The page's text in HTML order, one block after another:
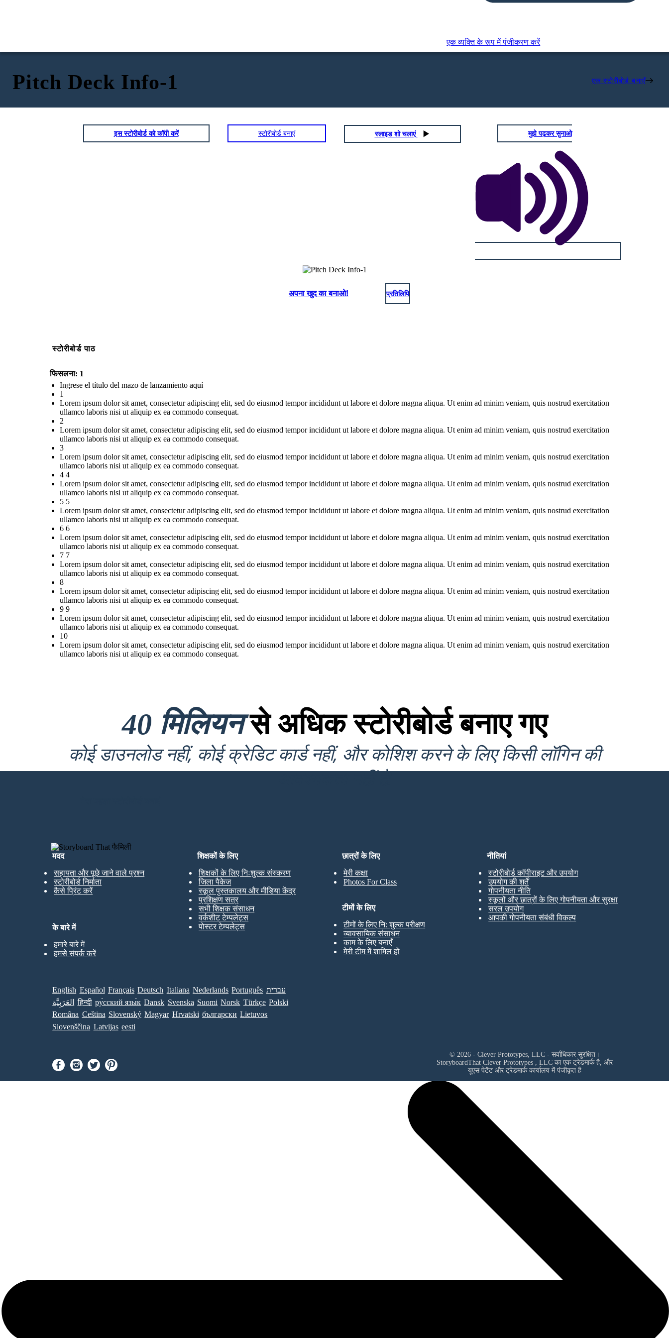
एक व्यक्ति के रूप में पंजीकरण करें
Pitch Deck Info-1 एक स्टोरीबोर्ड बनाएँ
इस स्टोरीबोर्ड को कॉपी करें स्टोरीबोर्ड बनाएं स्लाइड शो चलाएं मुझे पढ़कर सुनाओ
अपना खुद का बनाओ! प्रतिलिपि
स्टोरीबोर्ड पाठ
फिसलना: 1
Ingrese el título del mazo de lanzamiento aquí
1
Lorem ipsum dolor sit amet, consectetur adipiscing elit, sed do eiusmod tempor incididunt ut labore et dolore magna aliqua. Ut enim ad minim veniam, quis nostrud exercitation
ullamco laboris nisi ut aliquip ex ea commodo consequat.
2
Lorem ipsum dolor sit amet, consectetur adipiscing elit, sed do eiusmod tempor incididunt ut labore et dolore magna aliqua. Ut enim ad minim veniam, quis nostrud exercitation
ullamco laboris nisi ut aliquip ex ea commodo consequat.
3
Lorem ipsum dolor sit amet, consectetur adipiscing elit, sed do eiusmod tempor incididunt ut labore et dolore magna aliqua. Ut enim ad minim veniam, quis nostrud exercitation
ullamco laboris nisi ut aliquip ex ea commodo consequat.
4 4
Lorem ipsum dolor sit amet, consectetur adipiscing elit, sed do eiusmod tempor incididunt ut labore et dolore magna aliqua. Ut enim ad minim veniam, quis nostrud exercitation
ullamco laboris nisi ut aliquip ex ea commodo consequat.
5 5
Lorem ipsum dolor sit amet, consectetur adipiscing elit, sed do eiusmod tempor incididunt ut labore et dolore magna aliqua. Ut enim ad minim veniam, quis nostrud exercitation
ullamco laboris nisi ut aliquip ex ea commodo consequat.
6 6
Lorem ipsum dolor sit amet, consectetur adipiscing elit, sed do eiusmod tempor incididunt ut labore et dolore magna aliqua. Ut enim ad minim veniam, quis nostrud exercitation
ullamco laboris nisi ut aliquip ex ea commodo consequat.
7 7
Lorem ipsum dolor sit amet, consectetur adipiscing elit, sed do eiusmod tempor incididunt ut labore et dolore magna aliqua. Ut enim ad minim veniam, quis nostrud exercitation
ullamco laboris nisi ut aliquip ex ea commodo consequat.
8
Lorem ipsum dolor sit amet, consectetur adipiscing elit, sed do eiusmod tempor incididunt ut labore et dolore magna aliqua. Ut enim ad minim veniam, quis nostrud exercitation
ullamco laboris nisi ut aliquip ex ea commodo consequat.
9 9
Lorem ipsum dolor sit amet, consectetur adipiscing elit, sed do eiusmod tempor incididunt ut labore et dolore magna aliqua. Ut enim ad minim veniam, quis nostrud exercitation
ullamco laboris nisi ut aliquip ex ea commodo consequat.
10
Lorem ipsum dolor sit amet, consectetur adipiscing elit, sed do eiusmod tempor incididunt ut labore et dolore magna aliqua. Ut enim ad minim veniam, quis nostrud exercitation
ullamco laboris nisi ut aliquip ex ea commodo consequat.
40 मिलियनसे अधिक स्टोरीबोर्ड बनाए गए
कोई डाउनलोड नहीं, कोई क्रेडिट कार्ड नहीं, और कोशिश करने के लिए किसी लॉगिन की
आवश्यकता नहीं है!
मदद
सहायता और पूछे जाने वाले प्रश्न
स्टोरीबोर्ड निर्माता
कैसे प्रिंट करें
छात्रों के लिए
मेरी कक्षा
Photos For Class
शिक्षकों के लिए
शिक्षकों के लिए निःशुल्क संस्करण
जिला पैकेज
स्कूल पुस्तकालय और मीडिया केंद्र
प्रशिक्षण सत्र
सभी शिक्षक संसाधन
वर्कशीट टेम्पलेट्स
पोस्टर टेम्पलेट्स
टीमों के लिए
टीमों के लिए नि: शुल्क परीक्षण
व्यावसायिक संसाधन
काम के लिए बनाएँ
मेरी टीम में शामिल हों
के बारे में
हमारे बारे में
हमसे संपर्क करें
नीतियां
स्टोरीबोर्ड कॉपीराइट और उपयोग
उपयोग की शर्तें
गोपनीयता नीति
स्कूलों और छात्रों के लिए गोपनीयता और सुरक्षा
सरल उपयोग
आपकी गोपनीयता संबंधी विकल्प
English Español Français Deutsch Italiana Nederlands Português עברית
العَرَبِيَّة
हिन्दी ру́сский язы́к Dansk Svenska Suomi Norsk Türkçe Polski
Româna Ceština Slovenský Magyar Hrvatski български Lietuvos
Slovenščina Latvijas eesti
© 2026 - Clever Prototypes, LLC - सर्वाधिकार सुरक्षित।
StoryboardThat Clever Prototypes , LLCका एक ट्रेडमार्क है, और
यूएस पेटेंट और ट्रेडमार्क कार्यालय में पंजीकृत है